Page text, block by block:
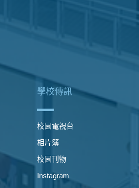
學校傳訊
校園電視台
相片簿
校園刊物
Instagram